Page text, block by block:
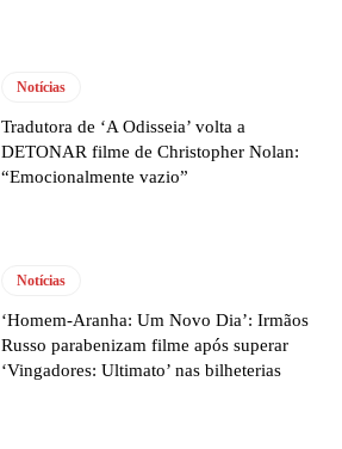
Notícias
Tradutora de ‘A Odisseia’ volta a
DETONAR filme de Christopher Nolan:
“Emocionalmente vazio”
Notícias
‘Homem-Aranha: Um Novo Dia’: Irmãos
Russo parabenizam filme após superar
‘Vingadores: Ultimato’ nas bilheterias